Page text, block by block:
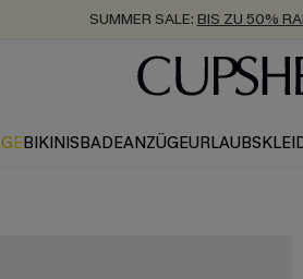
SUMMER SALE: BIS ZU 50%
ZUM NEWSLETTER:BIS ZU -20%
KOSTENLOSER VERSAND AB
BIKINISBADEANZÜGE